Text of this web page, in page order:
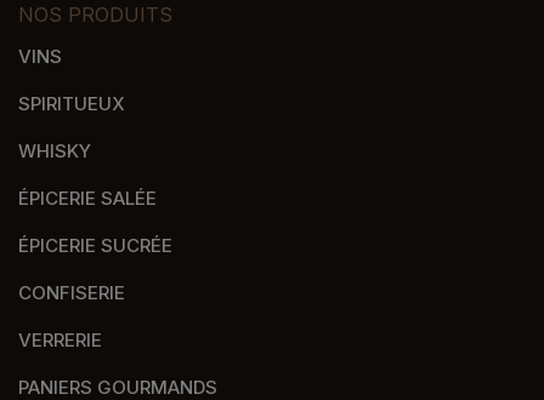
NOS PRODUITS
VINS
SPIRITUEUX
WHISKY
ÉPICERIE SALÉE
ÉPICERIE SUCRÉE
CONFISERIE
VERRERIE
PANIERS GOURMANDS